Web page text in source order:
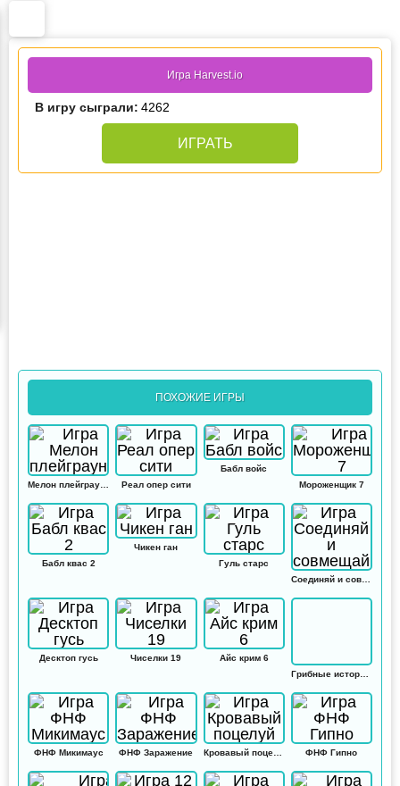
Игра Harvest.io
В игру сыграли: 4262
ИГРАТЬ
ПОХОЖИЕ ИГРЫ
Реал опер сити
Бабл войс
Мороженщик 7
Бабл квас 2
Чикен ган
Гуль старс
Соединяй и совмещай
Десктоп гусь Чиселки 19
Айс крим 6
Грибные истории: Кликер
ФНФ Микимаус ФНФ Заражение Кровавый поцелуй ФНФ Гипно